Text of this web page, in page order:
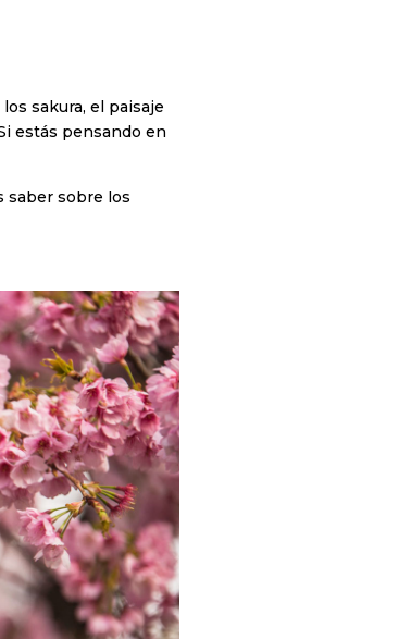
sakura, el paisaje
estás pensando en
saber sobre los